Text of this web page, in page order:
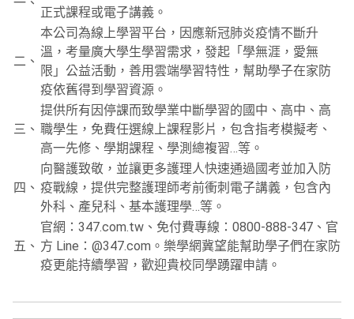
正式課程或電子講義。
二、
本公司為線上學習平台，因應新冠肺炎疫情不斷升
溫，考量廣大學生學習需求，發起「學無涯，愛無
限」公益活動，善用雲端學習特性，幫助學子在家防
疫依舊得到學習資源。
三、
提供所有因停課而致學業中斷學習的國中、高中、高
職學生，免費任選線上課程影片，包含指考模擬考、
高一先修、學期課程、學測總複習…等。
四、
向醫護致敬，並讓更多護理人快速通過國考並加入防
疫戰線，提供完整護理師考前衝刺電子講義，包含內
外科、產兒科、基本護理學…等。
五、
官網：347.com.tw、免付費專線：0800-888-347、官
方 Line：@347.com。樂學網冀望能幫助學子們在家防
疫更能持續學習，歡迎貴校同學踴躍申請。